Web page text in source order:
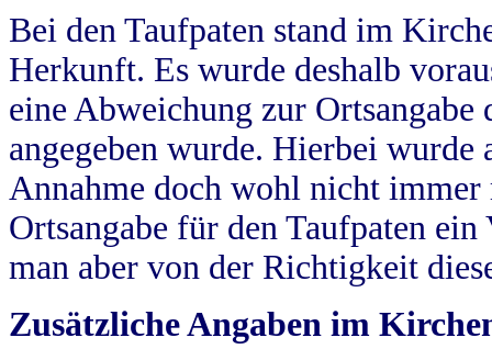
Bei den Taufpaten stand im
Herkunft. Es wurde deshalb
eine Abweichung zur
angegeben wurde. Hierbei wurde
Annahme doch wohl nicht
Ortsangabe für den Taufpaten
man aber von der Richtigkeit
Zusätzliche Angaben im